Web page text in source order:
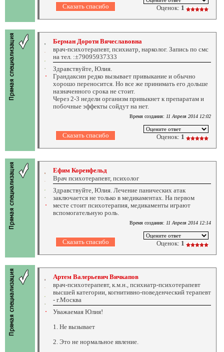
Оценок: 1
Берман Дороти Вячеславовна
врач-психотерапевт, психиатр, нарколог. Запись по смс
на тел. :±79095937333
Здравствуйте, Юлия.
Грандаксин редко вызывает привыкание и обычно
хорошо переносится. Но все же принимать его дольше
назначенного срока не стоит.
Через 2-3 недели организм привыкнет к препаратам и
побочные эффекты сойдут на нет.
Время создания: 11 Апреля 2014 12:02
Оценок: 1
Ефим Коренфельд
Врач психотерапевт, психолог
Здравствуйте, Юлия. Лечение панических атак
заключается не только в медикаментах. На первом
месте стоит психотерапия, медикаменты играют
вспомогательную роль.
Время создания: 11 Апреля 2014 12:14
Оценок: 1
Артем Валерьевич Вичкапов
врач-психотерапевт, к.м.н., психиатр-психотерапевт
высшей категории, когнитивно-поведенческий терапевт
- г.Москва
Уважаемая Юлия!
1. Не вызывает
2. Это не нормальное явление.